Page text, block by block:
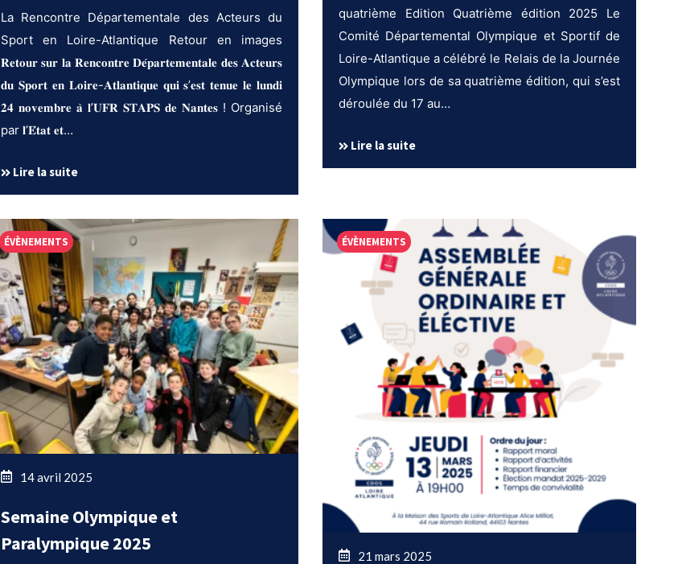
La Rencontre Départementale des Acteurs du
Sport en Loire-Atlantique Retour en images
𝐑𝐞𝐭𝐨𝐮𝐫 𝐬𝐮𝐫 𝐥𝐚 𝐑𝐞𝐧𝐜𝐨𝐧𝐭𝐫𝐞 𝐃𝐞́𝐩𝐚𝐫𝐭𝐞𝐦𝐞𝐧𝐭𝐚𝐥𝐞 𝐝𝐞𝐬 𝐀𝐜𝐭𝐞𝐮𝐫𝐬
𝐝𝐮 𝐒𝐩𝐨𝐫𝐭 𝐞𝐧 𝐋𝐨𝐢𝐫𝐞-𝐀𝐭𝐥𝐚𝐧𝐭𝐢𝐪𝐮𝐞 𝐪𝐮𝐢 𝐬’𝐞𝐬𝐭 𝐭𝐞𝐧𝐮𝐞 𝐥𝐞 𝐥𝐮𝐧𝐝𝐢
𝟐𝟒 𝐧𝐨𝐯𝐞𝐦𝐛𝐫𝐞 𝐚̀ 𝐥’𝐔𝐅𝐑 𝐒𝐓𝐀𝐏𝐒 𝐝𝐞 𝐍𝐚𝐧𝐭𝐞𝐬 ! Organisé
par 𝐥’𝐄́𝐭𝐚𝐭 𝐞𝐭…
Lire la suite
quatrième Edition Quatrième édition 2025 Le
Comité Départemental Olympique et Sportif de
Loire-Atlantique a célébré le Relais de la Journée
Olympique lors de sa quatrième édition, qui s’est
déroulée du 17 au…
Lire la suite
ÉVÈNEMENTS
14 avril 2025
Semaine Olympique et
Paralympique 2025
ÉVÈNEMENTS
21 mars 2025